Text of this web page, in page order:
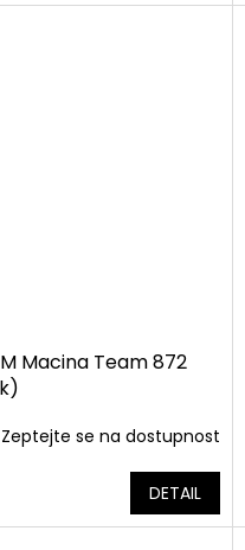
Macina Team 872
Zeptejte se na dostupnost
DETAIL